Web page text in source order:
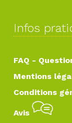
Infos
FAQ -
Mentions
Conditions
Avis